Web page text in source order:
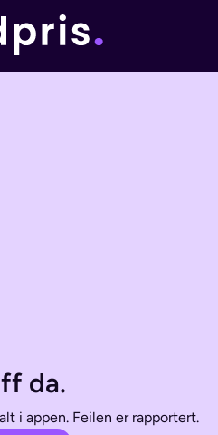
da.
i appen. Feilen er rapportert.